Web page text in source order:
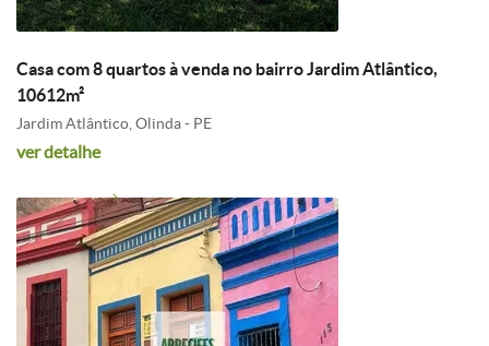
Casa com 8 quartos à venda no bairro Jardim Atlântico,
10612m²
Jardim Atlântico, Olinda - PE
ver detalhe